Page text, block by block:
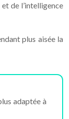
de l’intelligence
plus aisée la
adaptée à